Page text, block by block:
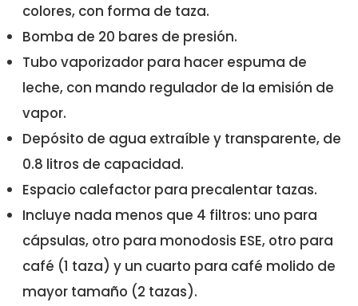
colores, con forma de taza.
Bomba de 20 bares de presión.
Tubo vaporizador para hacer espuma de
leche, con mando regulador de la emisión de
vapor.
Depósito de agua extraíble y transparente, de
0.8 litros de capacidad.
Espacio calefactor para precalentar tazas.
Incluye nada menos que 4 filtros: uno para
cápsulas, otro para monodosis ESE, otro para
café (1 taza) y un cuarto para café molido de
mayor tamaño (2 tazas).